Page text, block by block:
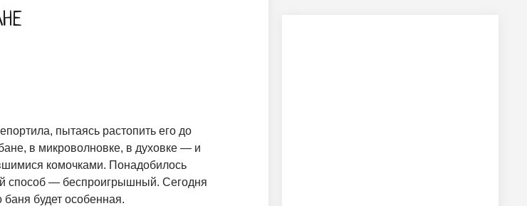
пытаясь растопить его до
в микроволновке, в духовке — и
комочками. Понадобилось
способ — беспроигрышный. Сегодня
будет особенная.